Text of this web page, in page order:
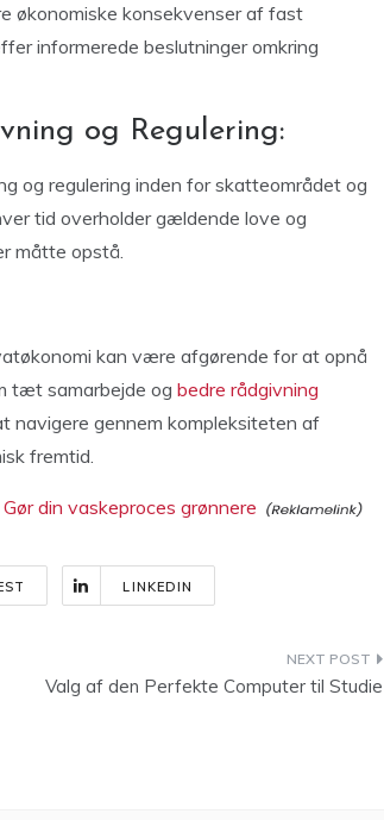
økonomiske konsekvenser af fast
informerede beslutninger omkring
og Regulering:
og regulering inden for skatteområdet og
tid overholder gældende love og
måtte opstå.
kan være afgørende for at opnå
tæt samarbejde og bedre rådgivning
navigere gennem kompleksiteten af
fremtid.
din vaskeproces grønnere
LINKEDIN
Valg af den Perfekte Computer til Studie